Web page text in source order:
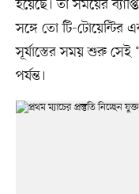
হয়েছে। তা সময়ের
সঙ্গে তো টি-
সূর্যাস্তের সময় শুরু সেই
পর্যন্ত।